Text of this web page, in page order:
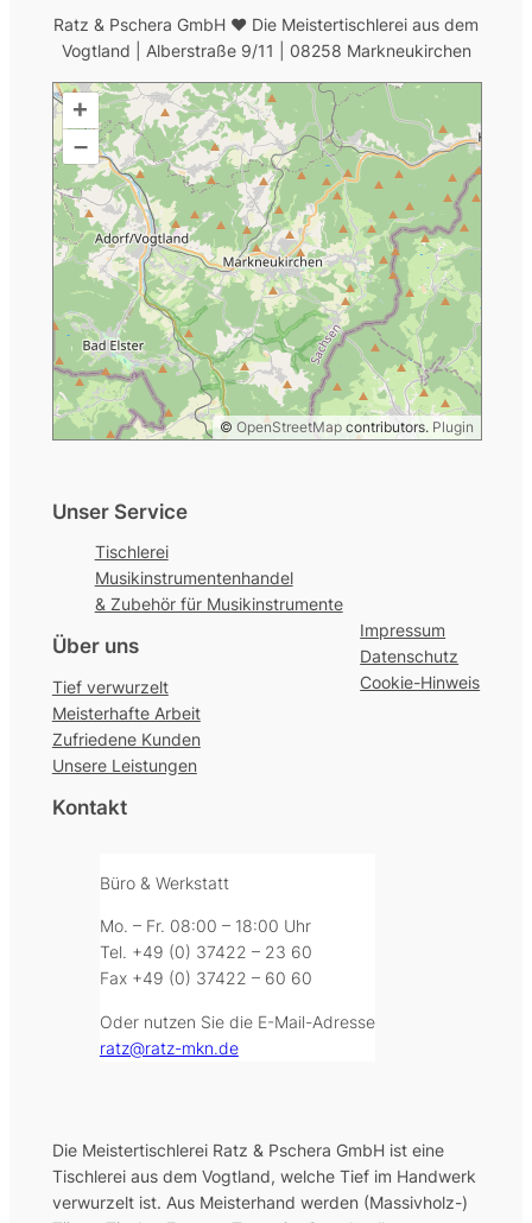
Ratz & Pschera GmbH ♥ Die Meistertischlerei aus dem
Vogtland | Alberstraße 9/11 | 08258 Markneukirchen
+
–
©OpenStreetMap contributors. Plugin
Unser Service
Tischlerei
Musikinstrumentenhandel
& Zubehör für Musikinstrumente
Über uns
Tief verwurzelt
Meisterhafte Arbeit
Zufriedene Kunden
Unsere Leistungen
Impressum
Datenschutz
Cookie-Hinweis
Kontakt
Büro & Werkstatt
Mo. – Fr. 08:00 – 18:00 Uhr
Tel. +49 (0) 37422 – 23 60
Fax +49 (0) 37422 – 60 60
Oder nutzen Sie die E-Mail-Adresse
ratz@ratz-mkn.de
Die Meistertischlerei Ratz & Pschera GmbH ist eine
Tischlerei aus dem Vogtland, welche Tief im Handwerk
verwurzelt ist. Aus Meisterhand werden (Massivholz-)